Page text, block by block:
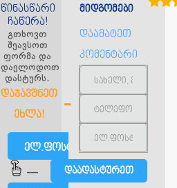
წინასწარი
ჩაწერა!
გთხოვთ
შეავსოთ
ფორმა და
დაელოდოთ
დასტურს.
ᲓᲐᲯᲐᲕᲨᲜᲔᲗ
ᲔᲮᲚᲐ!
ელ.ფოსტით
—
მიდგომები
დაამატეთ
კომენტარი